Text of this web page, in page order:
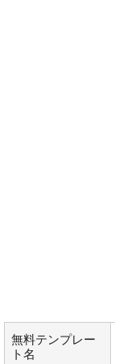
無料テンプレー
ト名